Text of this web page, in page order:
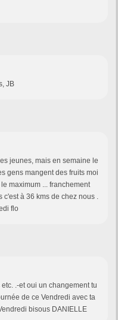
JB
jeunes, mais en semaine le
gens mangent des fruits moi
maximum ... franchement
à 36 kms de chez nous .
flo
.-et oui un changement tu
de ce Vendredi avec ta
bisous DANIELLE